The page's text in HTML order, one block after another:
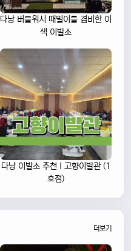
다낭 버블워시 때밀이를 겸비한 이
색 이발소
다낭 이발소 추천 I 고향이발관 (1
호점)
더보기